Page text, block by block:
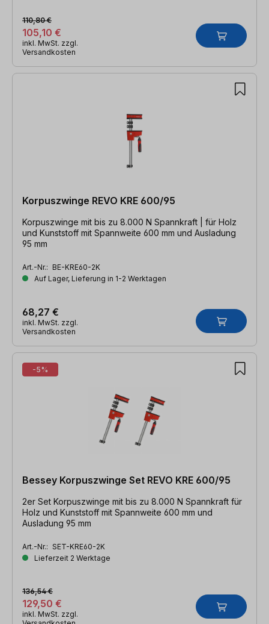
105,10 €
110,80 €
inkl. MwSt. zzgl.
Versandkosten
Korpuszwinge REVO KRE 600/95
Korpuszwinge mit bis zu 8.000 N Spannkraft | für Holz
und Kunststoff mit Spannweite 600 mm und Ausladung
95 mm
Art.-Nr.: BE-KRE60-2K
Auf Lager, Lieferung in 1-2 Werktagen
68,27 €
inkl. MwSt. zzgl.
Versandkosten
-5%
Bessey Korpuszwinge Set REVO KRE 600/95
2er Set Korpuszwinge mit bis zu 8.000 N Spannkraft für
Holz und Kunststoff mit Spannweite 600 mm und
Ausladung 95 mm
Art.-Nr.: SET-KRE60-2K
Lieferzeit 2 Werktage
129,50 €
136,54 €
inkl. MwSt. zzgl.